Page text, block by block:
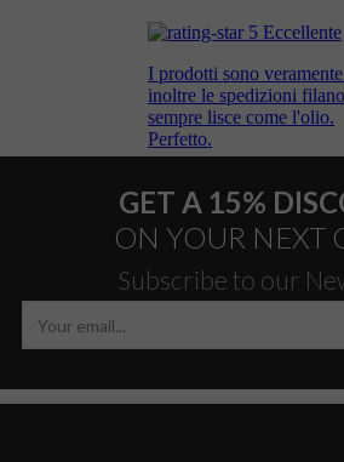
GET A 15%
ON YOUR NEXT
Subscribe to our